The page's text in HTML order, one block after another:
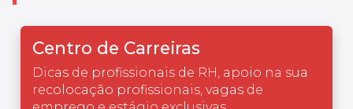
Centro de Carreiras
Dicas de profissionais de RH, apoio na sua
recolocação profissionais, vagas de